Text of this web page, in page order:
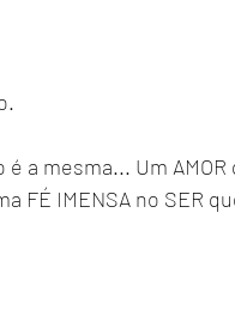
a mesma... Um
FÉ IMENSA no SER